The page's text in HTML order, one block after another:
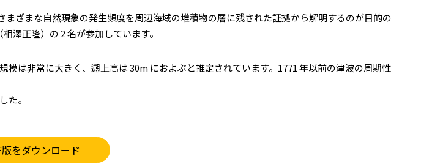
ざまな自然現象の発生頻度を周辺海域の堆積物の層に残された証拠から解明するのが目的の
澤正隆）の 2 名が参加しています。
は非常に大きく、遡上高は 30m におよぶと推定されています。1771 年以前の津波の周期性
た。
版をダウンロード